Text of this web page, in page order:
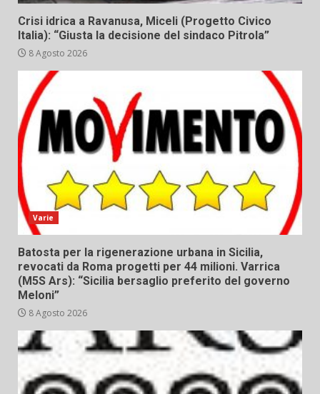
Crisi idrica a Ravanusa, Miceli (Progetto Civico
Italia): “Giusta la decisione del sindaco Pitrola”
8 Agosto 2026
Varie
Batosta per la rigenerazione urbana in Sicilia,
revocati da Roma progetti per 44 milioni. Varrica
(M5S Ars): “Sicilia bersaglio preferito del governo
Meloni”
8 Agosto 2026